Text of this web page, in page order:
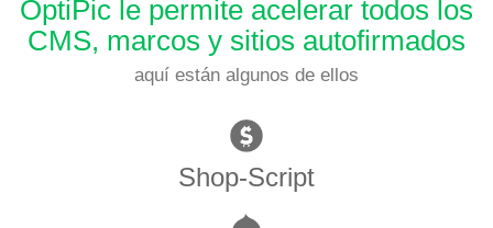
OptiPic le permite acelerar todos los
CMS, marcos y sitios autofirmados
aquí están algunos de ellos
Shop-Script